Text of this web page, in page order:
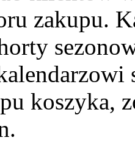
zakupu.
koszyka,